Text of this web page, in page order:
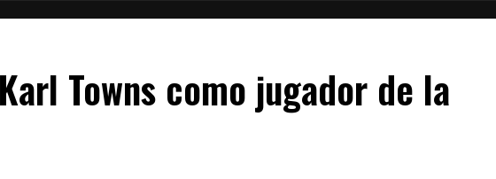
Towns como jugador de la